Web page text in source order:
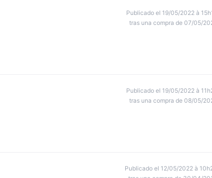
Publicado el 19/05/2022 à
tras una compra de 07/05/
Publicado el 19/05/2022 à
tras una compra de 08/05/
Publicado el 12/05/2022 à